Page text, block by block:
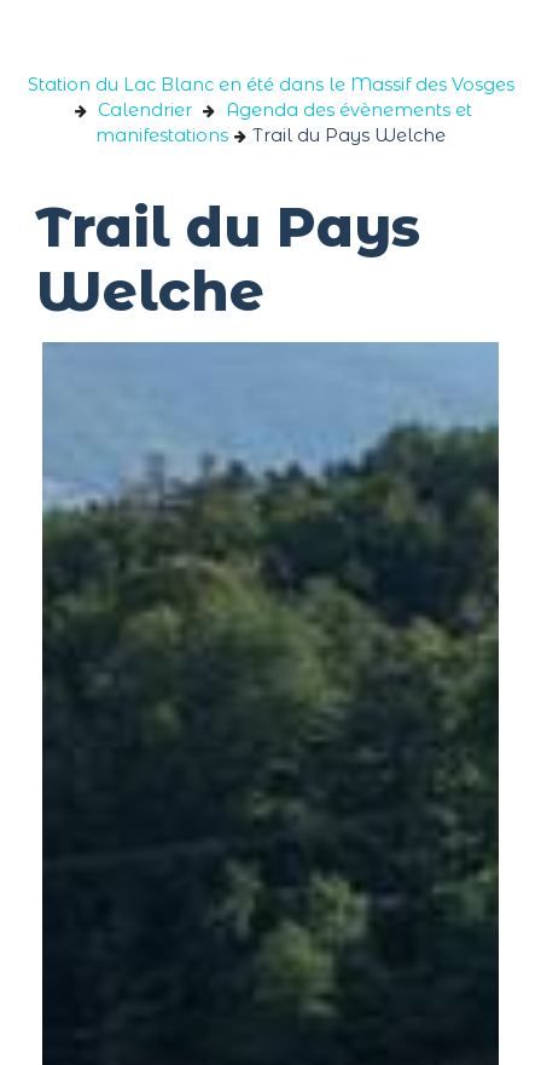
Station du Lac Blanc en été dans le Massif des Vosges
Calendrier
Agenda des évènements et
manifestations
Trail du Pays Welche
Trail du Pays
Welche